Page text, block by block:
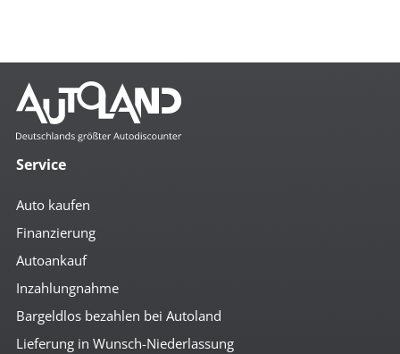
Service
Auto kaufen
Finanzierung
Autoankauf
Inzahlungnahme
Bargeldlos bezahlen bei Autoland
Lieferung in Wunsch-Niederlassung